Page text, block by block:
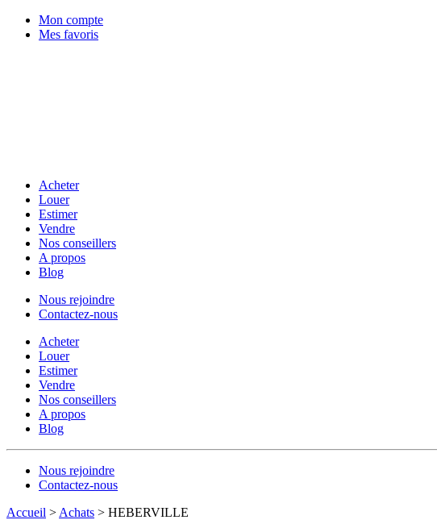
Mon compte
Mes favoris
Acheter
Louer
Estimer
Vendre
Nos conseillers
A propos
Blog
Nous rejoindre
Contactez-nous
Acheter
Louer
Estimer
Vendre
Nos conseillers
A propos
Blog
Nous rejoindre
Contactez-nous
Accueil > Achats > HEBERVILLE